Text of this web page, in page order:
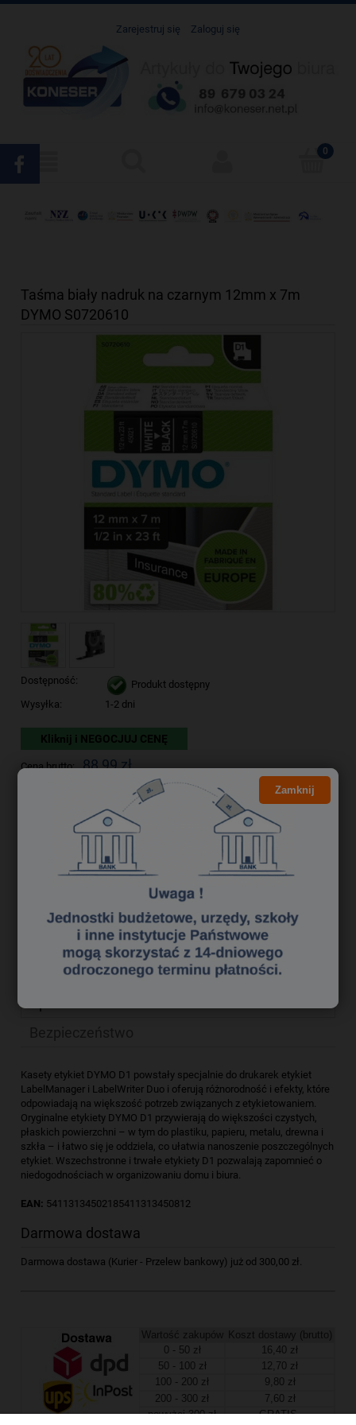
Zarejestruj się Zaloguj się
Taśma biały nadruk na czarnym 12mm x 7m
DYMO S0720610
Dostępność:
Produkt dostępny
Wysyłka:
1-2 dni
Kliknij i NEGOCJUJ CENĘ
Cena brutto: 88,99 zł
do koszyka
dodaj do przechowalni
Kod produktu:
mek5150053
zapytaj o produkt
poleć znajomemu
Kasety etykiet DYMO D1 powstały specjalnie do drukarek etykiet
LabelManager i LabelWriter Duo i oferują różnorodność i efekty, które
odpowiadają na większość potrzeb związanych z etykietowaniem.
Oryginalne etykiety DYMO D1 przywierają do większości czystych,
płaskich powierzchni – w tym do plastiku, papieru, metalu, drewna i
szkła – i łatwo się je oddziela, co ułatwia nanoszenie poszczególnych
etykiet. Wszechstronne i trwałe etykiety D1 pozwalają zapomnieć o
niedogodnościach w organizowaniu domu i biura.
EAN: 54113134502185411313450812
Darmowa dostawa
Darmowa dostawa (Kurier - Przelew bankowy) już od 300,00 zł.
Wartość zakupów Koszt dostawy (brutto)
0 - 50 zł
16,40 zł
50 - 100 zł
12,70 zł
100 - 200 zł
9,80 zł
200 - 300 zł
7,60 zł
powyżej 300 zł
GRATIS
Zamknij